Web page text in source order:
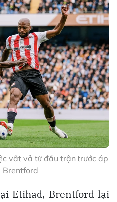
vất vả từ đầu trận trước áp
Brentford
Etihad, Brentford lại